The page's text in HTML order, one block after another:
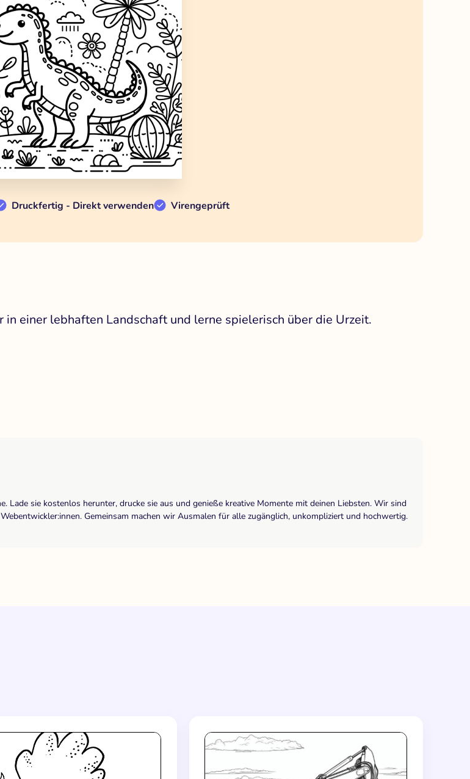
Druckfertig - Direkt verwenden Virengeprüft
einer lebhaften Landschaft und lerne spielerisch über die Urzeit.
Lade sie kostenlos herunter, drucke sie aus und genieße kreative Momente mit deinen Liebsten. Wir sind
Gemeinsam machen wir Ausmalen für alle zugänglich, unkompliziert und hochwertig.